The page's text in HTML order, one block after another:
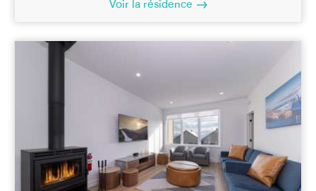
Voir la résidence